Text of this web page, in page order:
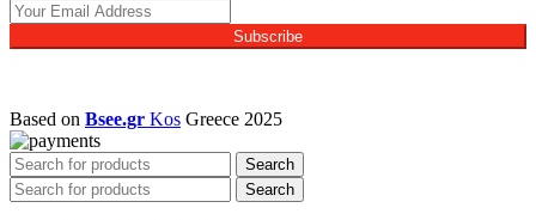
Subscribe
Based on Bsee.gr Kos Greece 2025
Search
Search